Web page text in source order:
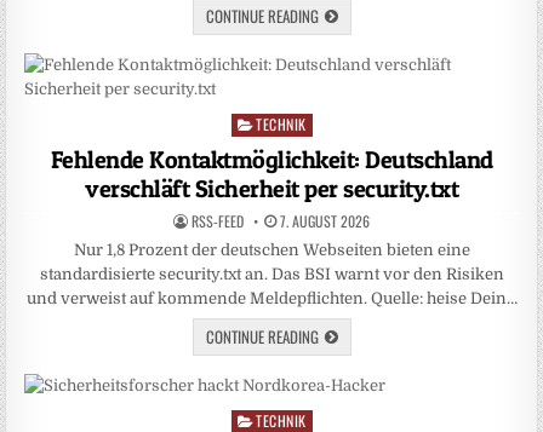
CONTINUE READING
Posted
TECHNIK
Fehlende Kontaktmöglichkeit: Deutschland
verschläft Sicherheit per security.txt
RSS-FEED 7. AUGUST 2026
Nur 1,8 Prozent der deutschen Webseiten bieten eine
standardisierte security.txt an. Das BSI warnt vor den Risiken
und verweist auf kommende Meldepflichten. Quelle: heise Dein…
CONTINUE READING
Posted
TECHNIK